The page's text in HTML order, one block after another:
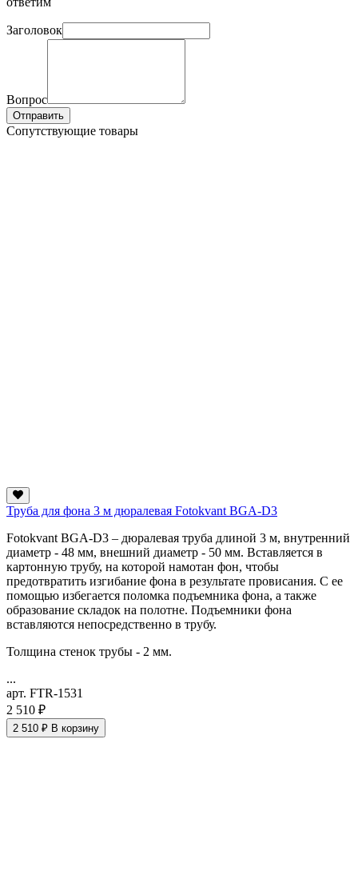
Заголовок
Вопрос
Отправить
Сопутствующие товары
Труба для фона 3 м дюралевая Fotokvant BGA-D3
Fotokvant BGA-D3 – дюралевая труба длиной 3 м, внутренний
диаметр - 48 мм, внешний диаметр - 50 мм. Вставляется в
картонную трубу, на которой намотан фон, чтобы
предотвратить изгибание фона в результате провисания. С ее
помощью избегается поломка подъемника фона, а также
образование складок на полотне. Подъемники фона
вставляются непосредственно в трубу.
Толщина стенок трубы - 2 мм.
...
арт. FTR-1531
2 510 ₽
2 510 ₽ В корзину